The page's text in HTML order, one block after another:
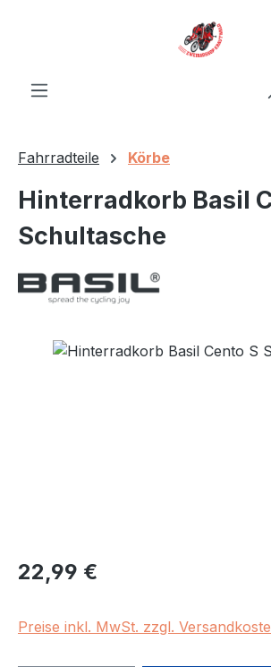
Fahrradteile Körbe
Hinterradkorb Basil
Schultasche
Bildergalerie überspringen
Regulärer Preis:
22,99 €
Preise inkl. MwSt. zzgl.